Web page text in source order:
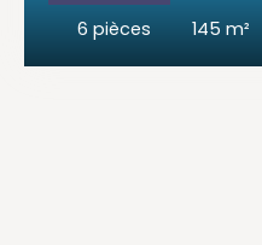
6 pièces 145 m²